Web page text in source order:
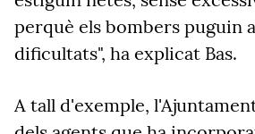
perquè els bombers puguin
dificultats", ha explicat Bas.
A tall d'exemple,